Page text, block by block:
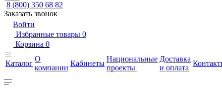
8 (800) 350 68 82
Заказать звонок
Войти
Избранные товары 0
Корзина 0
Каталог
О
компании
Кабинеты
Национальные
проекты
Доставка
и оплата